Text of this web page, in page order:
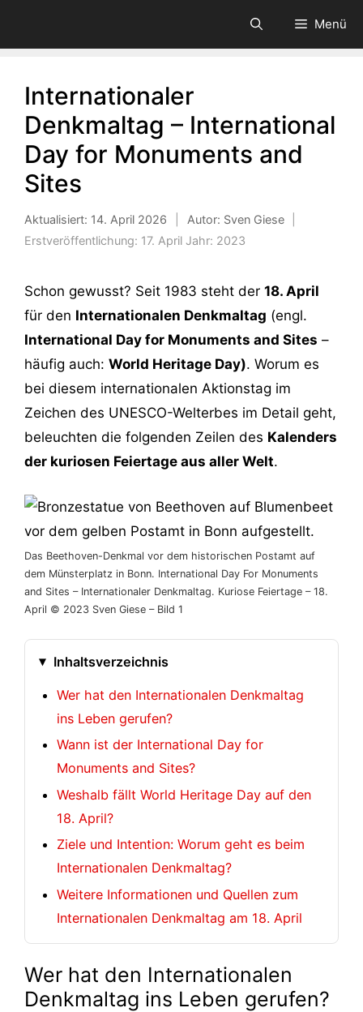
Menü
Internationaler
Denkmaltag – International
Day for Monuments and
Sites
Aktualisiert: 14. April 2026 Autor: Sven Giese
Erstveröffentlichung: 17. April Jahr: 2023
Schon gewusst? Seit 1983 steht der 18. April
für den Internationalen Denkmaltag (engl.
International Day for Monuments and Sites –
häufig auch: World Heritage Day). Worum es
bei diesem internationalen Aktionstag im
Zeichen des UNESCO-Welterbes im Detail geht,
beleuchten die folgenden Zeilen des Kalenders
der kuriosen Feiertage aus aller Welt.
Das Beethoven-Denkmal vor dem historischen Postamt auf
dem Münsterplatz in Bonn. International Day For Monuments
and Sites – Internationaler Denkmaltag. Kuriose Feiertage – 18.
April © 2023 Sven Giese – Bild 1
Inhaltsverzeichnis
Wer hat den Internationalen Denkmaltag
ins Leben gerufen?
Wann ist der International Day for
Monuments and Sites?
Weshalb fällt World Heritage Day auf den
18. April?
Ziele und Intention: Worum geht es beim
Internationalen Denkmaltag?
Weitere Informationen und Quellen zum
Internationalen Denkmaltag am 18. April
Wer hat den Internationalen
Denkmaltag ins Leben gerufen?